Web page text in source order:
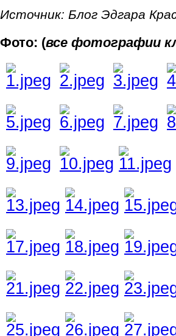
Источник: Блог Эдгара
Фото: (все фотографии